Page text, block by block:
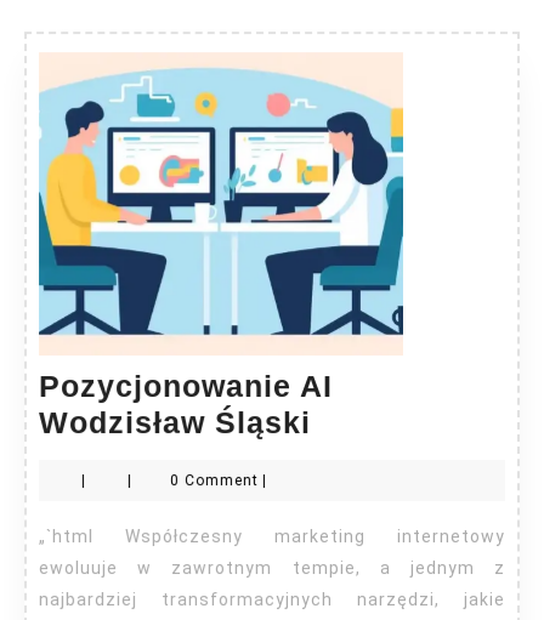
Pozycjonowanie AI
Wodzisław Śląski
Śląski
0 Comment
„`html Współczesny marketing internetowy
ewoluuje w zawrotnym tempie, a jednym z
najbardziej transformacyjnych narzędzi, jakie